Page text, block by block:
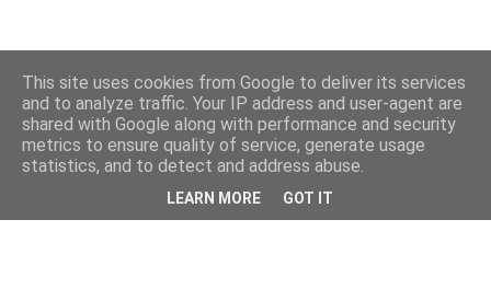
This site uses cookies from Google to deliver its services
and to analyze traffic. Your IP address and user-agent are
shared with Google along with performance and security
metrics to ensure quality of service, generate usage
statistics, and to detect and address abuse.
LEARN MORE GOT IT